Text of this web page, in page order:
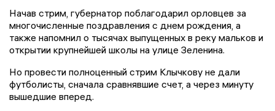
Начав стрим, губернатор поблагодарил орловцев за
многочисленные поздравления с днем рождения, а
также напомнил о тысячах выпущенных в реку мальков и
открытии крупнейшей школы на улице Зеленина.
Но провести полноценный стрим Клычкову не дали
футболисты, сначала сравнявшие счет, а через минуту
вышедшие вперед.